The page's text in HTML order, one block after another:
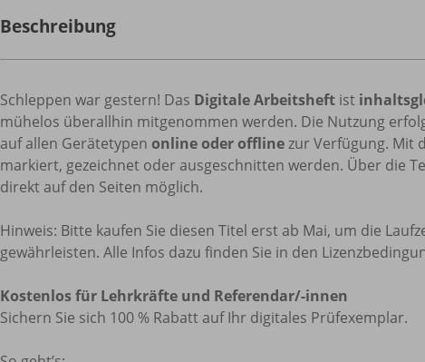
Beschreibung
Schleppen war gestern! Das Digitale Arbeitsheft ist
mühelos überallhin mitgenommen werden. Die Nutzung
auf allen Gerätetypen online oder offlinezur Verfügung. Mit
markiert, gezeichnet oder ausgeschnitten werden. Über die
direkt auf den Seiten möglich.
Hinweis: Bitte kaufen Sie diesen Titel erst ab Mai, um die
gewährleisten. Alle Infos dazu finden Sie in den
Kostenlos für Lehrkräfte und Referendar/-innen
Sichern Sie sich 100 % Rabatt auf Ihr digitales Prüfexemplar.